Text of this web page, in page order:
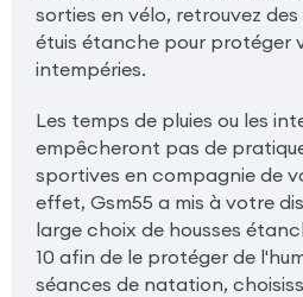
sorties en vélo, retrouvez
étuis étanche pour protéger
intempéries.
Les temps de pluies ou les
empêcheront pas de
sportives en compagnie de
effet, Gsm55 a mis à votre
large choix de housses
10 afin de le protéger de
séances de natation,